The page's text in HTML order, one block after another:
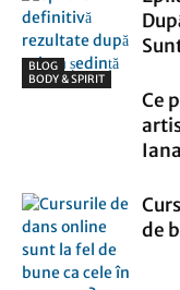
BLOG
BODY & SPIRIT
Ce
de